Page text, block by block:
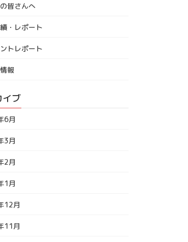
皆さんへ
・レポート
トレポート
報
イブ
6月
3月
2月
1月
12月
11月